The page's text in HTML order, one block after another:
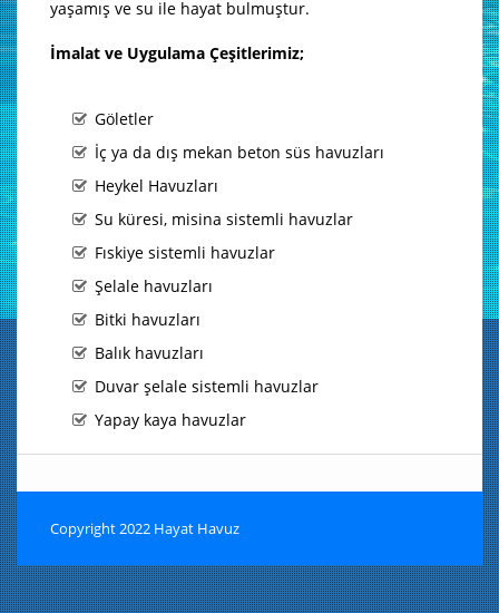
yaşamış ve su ile hayat bulmuştur.
İmalat ve Uygulama Çeşitlerimiz;
Göletler
İç ya da dış mekan beton süs havuzları
Heykel Havuzları
Su küresi, misina sistemli havuzlar
Fıskiye sistemli havuzlar
Şelale havuzları
Bitki havuzları
Balık havuzları
Duvar şelale sistemli havuzlar
Yapay kaya havuzlar
Copyright 2022 Hayat Havuz